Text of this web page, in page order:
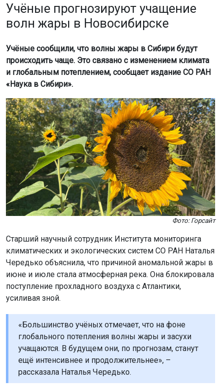
Учёные прогнозируют учащение
волн жары в Новосибирске
Учёные сообщили, что волны жары в Сибири будут
происходить чаще. Это связано с изменением климата
и глобальным потеплением, сообщает издание СО РАН
«Наука в Сибири».
Фото: Горсайт
Старший научный сотрудник Института мониторинга
климатических и экологических систем СО РАН Наталья
Чередько объяснила, что причиной аномальной жары в
июне и июле стала атмосферная река. Она блокировала
поступление прохладного воздуха с Атлантики,
усиливая зной.
«Большинство учёных отмечает, что на фоне
глобального потепления волны жары и засухи
учащаются. В будущем они, по прогнозам, станут
ещё интенсивнее и продолжительнее», –
рассказала Наталья Чередько.